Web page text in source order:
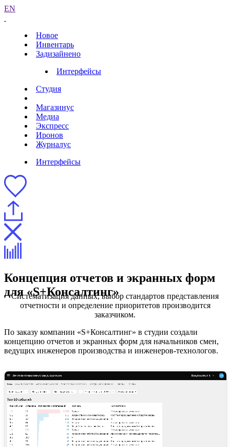
EN
Новое
Инвентарь
Задизайнено
Интерфейсы
Студия
Магазинус
Медиа
Экспресс
Иронов
Журналус
Интерфейсы
Концепция отчетов и экранных форм
для «S+Консалтинг»
Систематизация данных, выбор стандартов представления
отчетности и определение приоритетов производится
заказчиком.
По заказу компании «S+Консалтинг» в студии создали
концепцию отчетов и экранных форм для начальников смен,
ведущих инженеров производства и инженеров-технологов.